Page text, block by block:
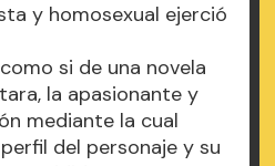
y homosexual ejerció
si de una novela
la apasionante y
mediante la cual
del personaje y su